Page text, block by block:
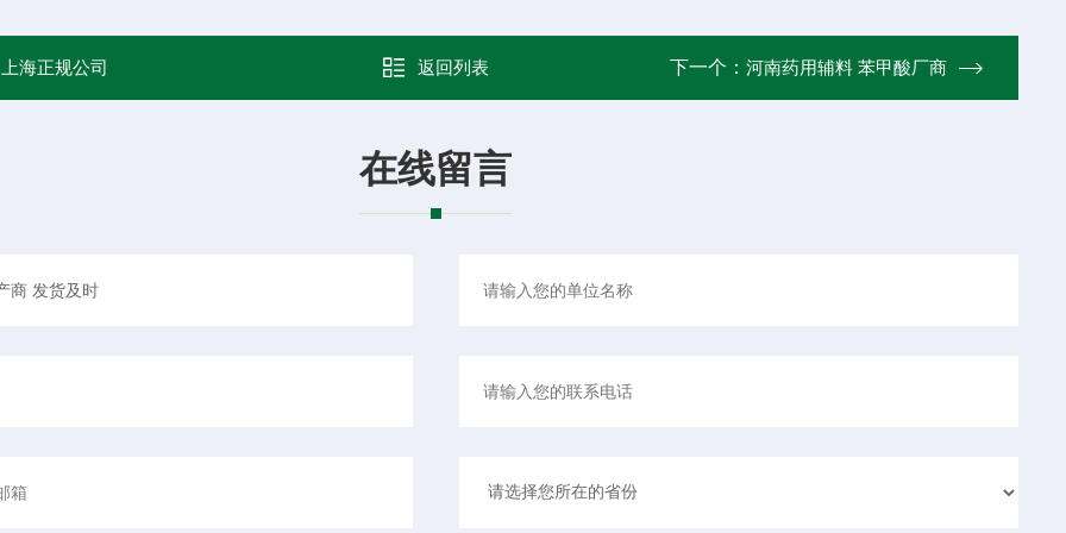
上海正规公司 返回列表 下一个： 河南药用辅料 苯甲酸厂商
在线留言